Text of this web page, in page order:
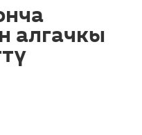
алгачкы